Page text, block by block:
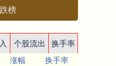
榜
个股流出
换手率
涨幅
换手率